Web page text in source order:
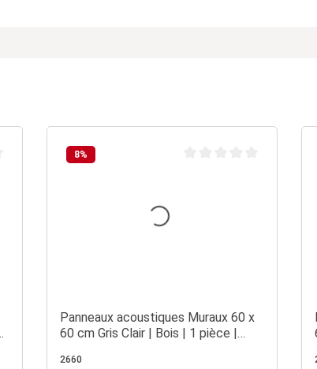
8%
Panneaux acoustiques Muraux 60 x
60 cm Gris Clair | Bois | 1 pièce |
2660